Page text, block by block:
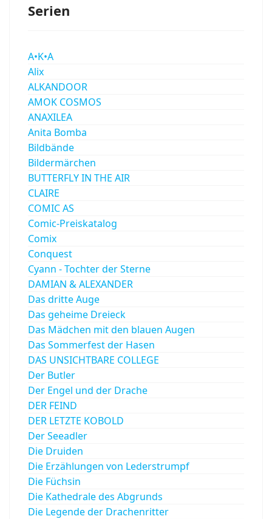
Serien
A•K•A
Alix
ALKANDOOR
AMOK COSMOS
ANAXILEA
Anita Bomba
Bildbände
Bildermärchen
BUTTERFLY IN THE AIR
CLAIRE
COMIC AS
Comic-Preiskatalog
Comix
Conquest
Cyann - Tochter der Sterne
DAMIAN & ALEXANDER
Das dritte Auge
Das geheime Dreieck
Das Mädchen mit den blauen Augen
Das Sommerfest der Hasen
DAS UNSICHTBARE COLLEGE
Der Butler
Der Engel und der Drache
DER FEIND
DER LETZTE KOBOLD
Der Seeadler
Die Druiden
Die Erzählungen von Lederstrumpf
Die Füchsin
Die Kathedrale des Abgrunds
Die Legende der Drachenritter